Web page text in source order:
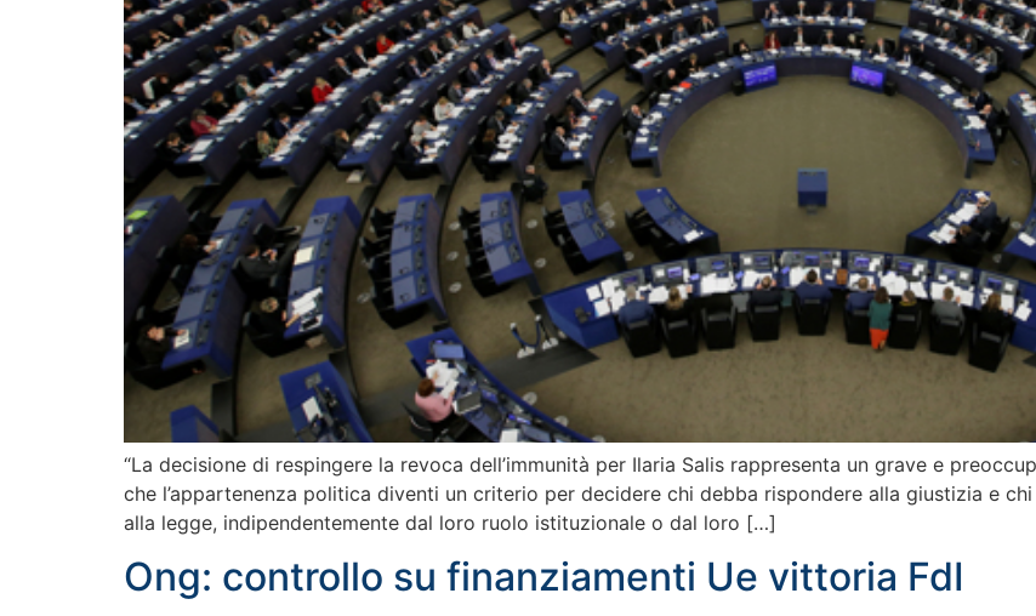
“La decisione di respingere la revoca dell’immunità per Ilaria Salis rappresenta un grave e
che l’appartenenza politica diventi un criterio per decidere chi debba rispondere alla giustizia e
alla legge, indipendentemente dal loro ruolo istituzionale o dal loro […]
Ong: controllo su finanziamenti Ue vittoria FdI